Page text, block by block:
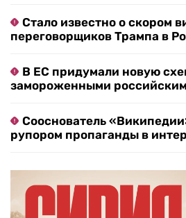
Стало известно о скором
переговорщиков Трампа в
В ЕС придумали новую
замороженными
Сооснователь
рупором пропаганды в